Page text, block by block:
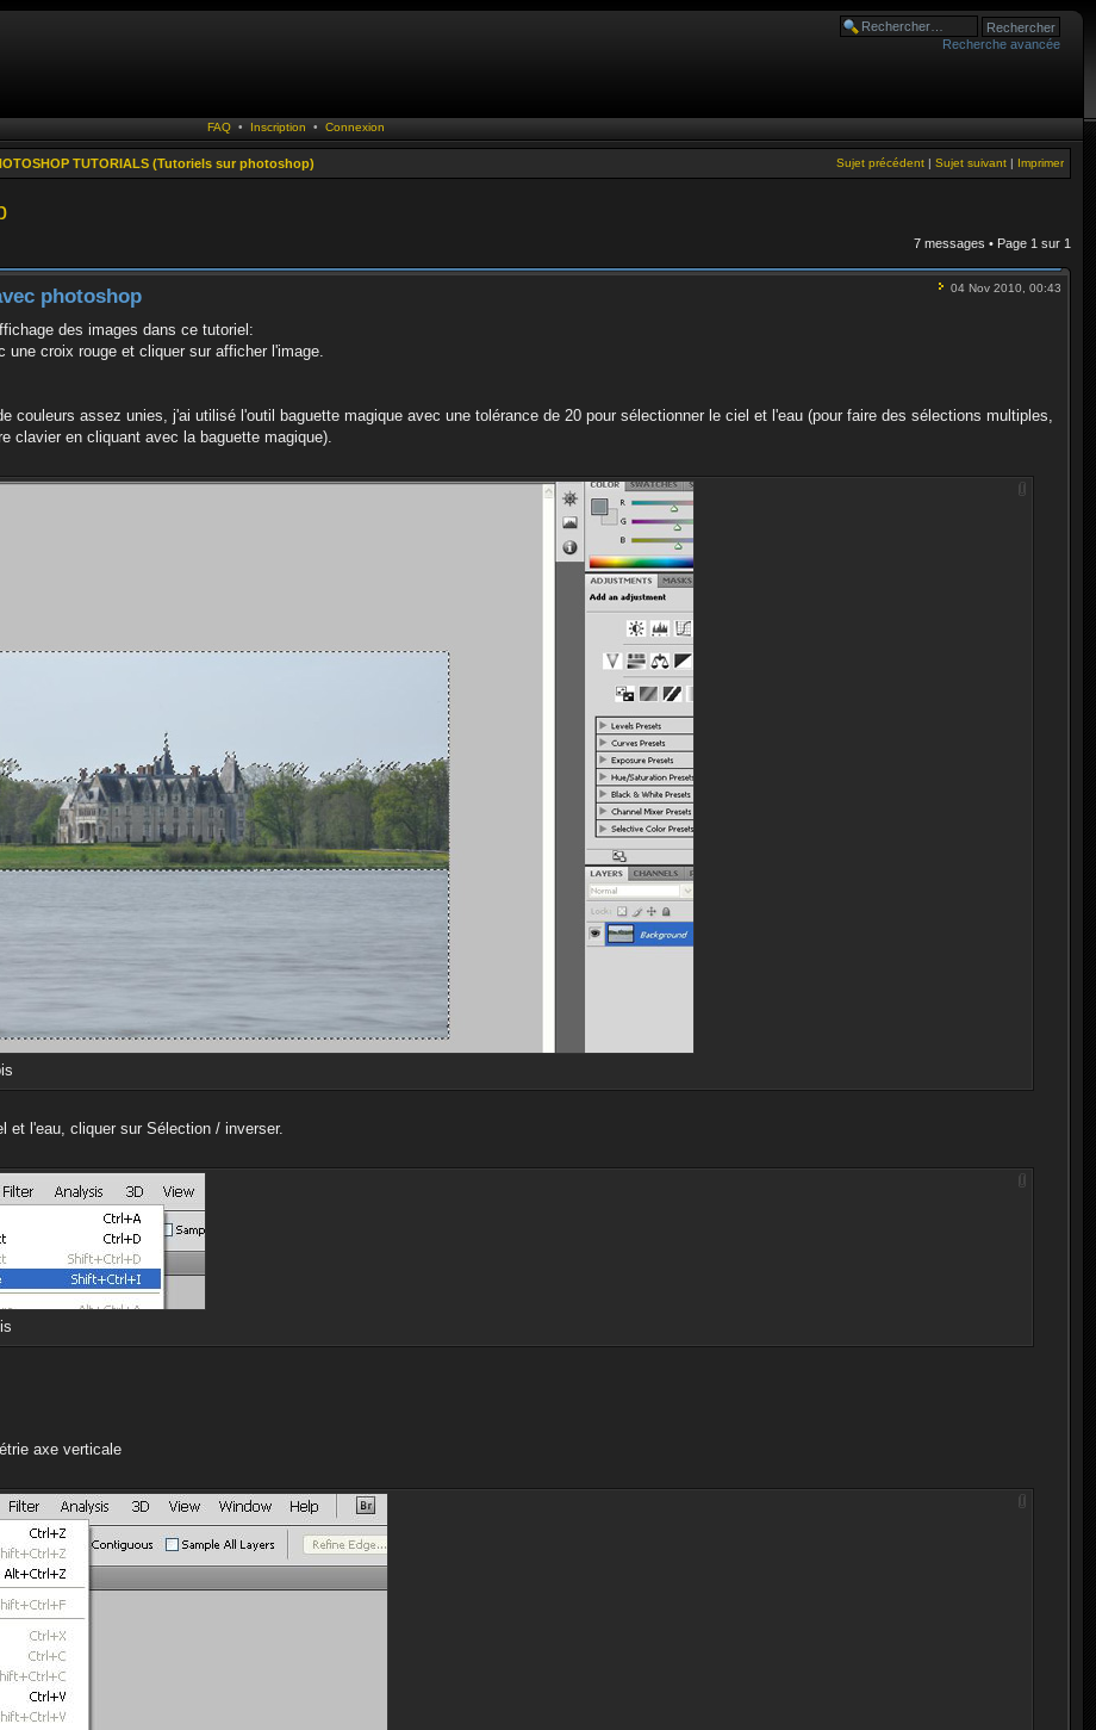
Recherche avancée
FAQ • Inscription • Connexion
TUTORIALS (Tutoriels sur photoshop) Imprimer
Sujet suivant |
Sujet précédent |
7 messages • Page 1 sur 1
04 Nov 2010, 00:43
photoshop
des images dans ce tutoriel:
une croix rouge et cliquer sur afficher l'image.
couleurs assez unies, j'ai utilisé l'outil baguette magique avec une tolérance de 20 pour sélectionner le ciel et l'eau (pour faire des sélections multiples,
clavier en cliquant avec la baguette magique).
et l'eau, cliquer sur Sélection / inverser.
axe verticale